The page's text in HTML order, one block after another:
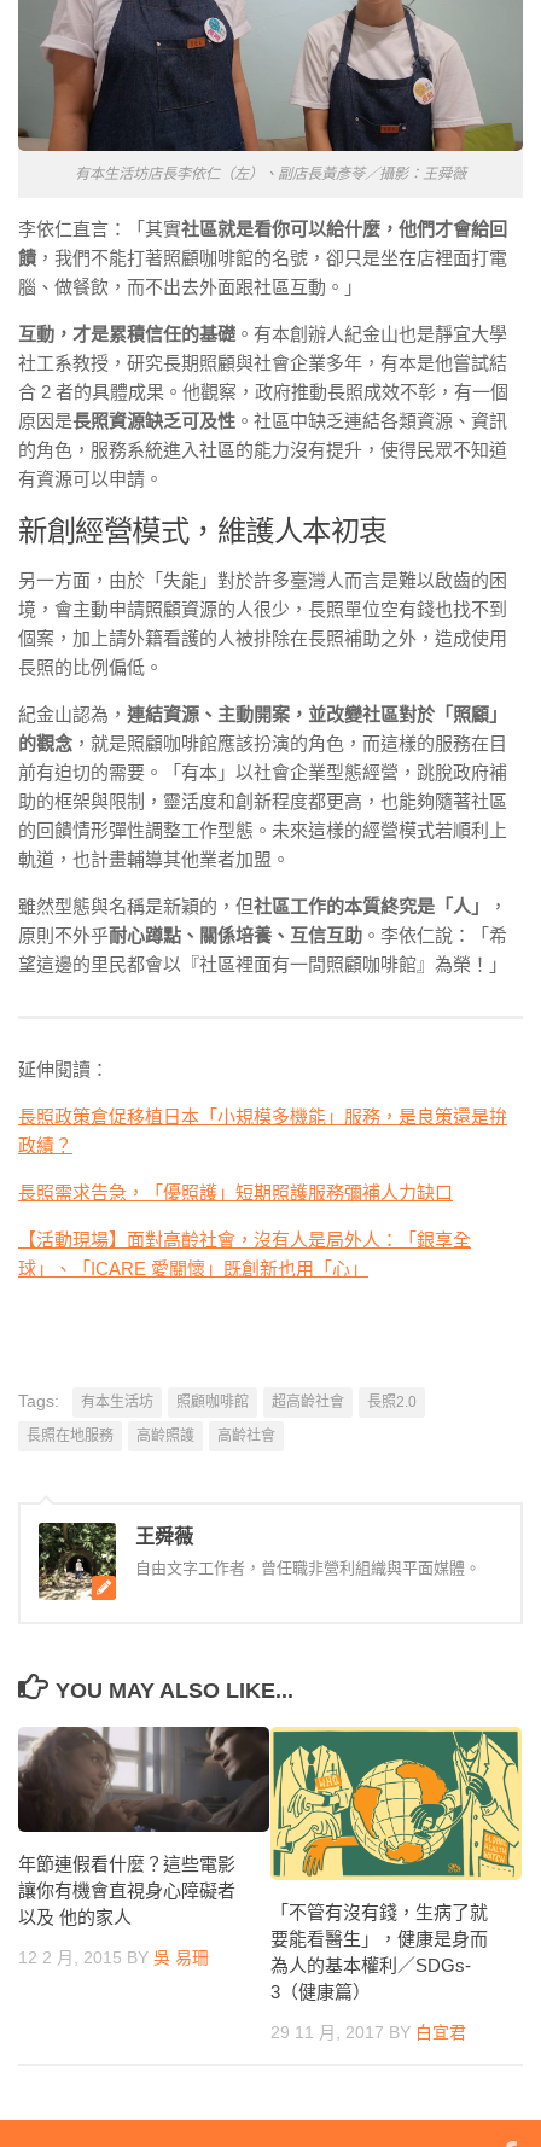
有本生活坊店長李依仁（左）、副店長黃彥苓／攝影：王舜薇
李依仁直言：「其實社區就是看你可以給什麼，他們才會給回
饋 ，我們不能打著照顧咖啡館的名號，卻只是坐在店裡面打電
腦、做餐飲，而不出去外面跟社區互動。」
互動，才是累積信任的基礎 。有本創辦人紀金山也是靜宜大學
社工系教授，研究長期照顧與社會企業多年，有本是他嘗試結
合 2 者的具體成果。他觀察，政府推動長照成效不彰，有一個
原因是長照資源缺乏可及性 。社區中缺乏連結各類資源、資訊
的角色，服務系統進入社區的能力沒有提升，使得民眾不知道
有資源可以申請。
新創經營模式，維護人本初衷
另一方面，由於「失能」對於許多臺灣人而言是難以啟齒的困
境，會主動申請照顧資源的人很少，長照單位空有錢也找不到
個案，加上請外籍看護的人被排除在長照補助之外，造成使用
長照的比例偏低。
紀金山認為， 連結資源、主動開案，並改變社區對於「照顧」
的觀念 ，就是照顧咖啡館應該扮演的角色，而這樣的服務在目
前有迫切的需要。
「有本」以社會企業型態經營，跳脫政府補
助的框架與限制，靈活度和創新程度都更高，也能夠隨著社區
的回饋情形彈性調整工作型態。未來這樣的經營模式若順利上
軌道，也計畫輔導其他業者加盟。
雖然型態與名稱是新穎的，但社區工作的本質終究是「人」
，
原則不外乎耐心蹲點、關係培養、互信互助 。李依仁說：「希
望這邊的里民都會以『社區裡面有一間照顧咖啡館』為榮！」
延伸閱讀：
長照政策倉促移植日本「小規模多機能」服務，是良策還是拚
政績？
長照需求告急，「優照護」短期照護服務彌補人力缺口
【活動現場】面對高齡社會，沒有人是局外人：「銀享全
球」、「ICARE 愛關懷」既創新也用「心」
Tags: 有本生活坊 照顧咖啡館 超高齡社會
長照2.0
長照在地服務
高齡照護 高齡社會
王舜薇
自由文字工作者，曾任職非營利組織與平面媒體。
YOU MAY ALSO LIKE...
年節連假看什麼？這些電影
讓你有機會直視身心障礙者
以及 他的家人
12 2 月, 2015 BY 吳 易珊
「不管有沒有錢，生病了就
要能看醫生」，健康是身而
為人的基本權利／SDGs-
3（健康篇）
29 11 月, 2017 BY 白宜君